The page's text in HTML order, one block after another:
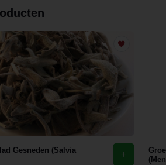
Gesneden (Salvia